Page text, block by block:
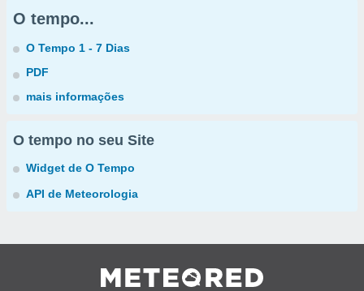
O tempo...
O Tempo 1 - 7 Dias
PDF
mais informações
O tempo no seu Site
Widget de O Tempo
API de Meteorologia